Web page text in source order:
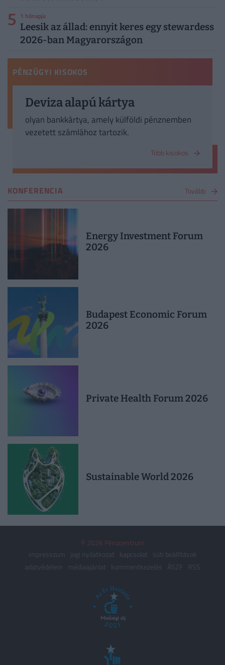
5 1 hónapja
Leesik az állad: ennyit keres egy stewardess
2026-ban Magyarországon
PÉNZÜGYI KISOKOS
Deviza alapú kártya
olyan bankkártya, amely külföldi pénznemben
vezetett számlához tartozik.
Több kisokos
KONFERENCIA Tovább
Energy Investment Forum
2026
Budapest Economic Forum
2026
Private Health Forum 2026
Sustainable World 2026
© 2026 Pénzcentrum
impresszum
jogi nyilatkozat kapcsolat
süti beállítások
adatvédelem
médiaajánlat kommentkezelés ÁSZF RSS